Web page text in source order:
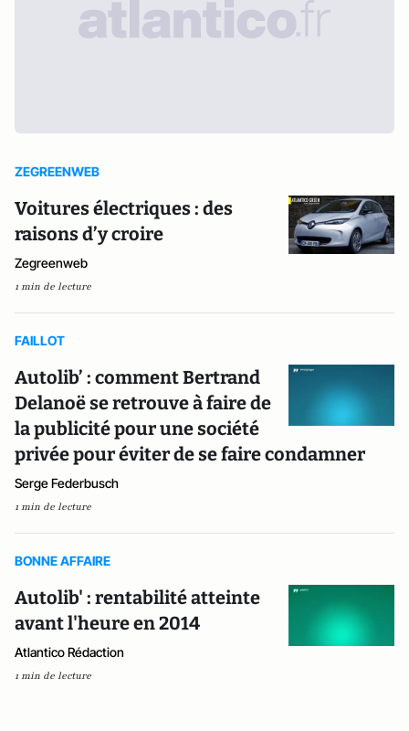
ZEGREENWEB
Voitures électriques : des
raisons d’y croire
Zegreenweb
1 min de lecture
FAILLOT
Autolib’ : comment Bertrand
Delanoë se retrouve à faire de
la publicité pour une société
privée pour éviter de se faire condamner
Serge Federbusch
1 min de lecture
BONNE AFFAIRE
Autolib' : rentabilité atteinte
avant l'heure en 2014
Atlantico Rédaction
1 min de lecture